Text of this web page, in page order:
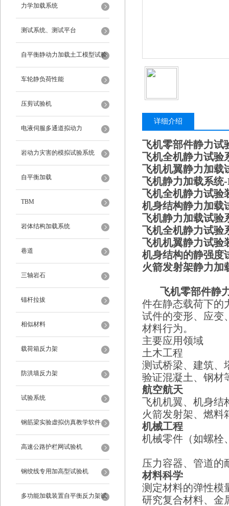
力学加载系统
测试系统、测试平台
自平衡静动力加载土工模型试验
系统
车轮静负荷性能
压剪试验机
电液伺服多通道拟动力
岩动力灾害的模拟试验系统
自平衡加载
TBM
岩体结构加载系统
巷道
三轴岩石
锚杆拉拔
相似材料
载荷箱反力架
防洪墙反力架
试验系统
钢筋梁实验虚拟仿真教学软件
高速公路护栏网试验机
钢绞线专用加高型试验机
多功能加载装置自平衡反力架试
详细介绍
飞机零部件静力试
飞机全机静力试验
飞机机翼静力加载
飞机静力加载系统
飞机全机静力试验
机身结构静力加载
飞机静力加载试验
飞机全机静力试验
飞机机翼静力试验
机身结构的静强度
火箭发射架静力加
飞机零部件静
件在静态载荷下的
试件的变形、应变
材料行为。
主要应用领域
土木工程
测试桥梁、建筑、
验证混凝土、钢材
航空航天
飞机机翼、机身结
火箭发射架、燃料
机械工程
机械零件（如螺栓
压力容器、管道的
材料科学
测定材料的弹性模
研究复合材料、金